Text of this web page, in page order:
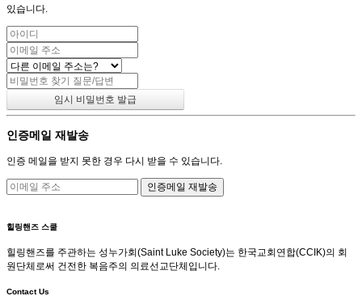
있습니다.
인증메일 재발송
인증 메일을 받지 못한 경우 다시 받을 수 있습니다.
힐링핸즈 스쿨
힐링핸즈를 주관하는 성누가회(Saint Luke Society)는 한국교회연합(CCIK)의 회
원단체로써 건전한 복음주의 의료선교단체입니다.
Contact Us